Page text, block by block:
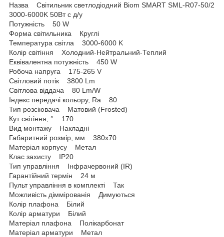
Назва Світильник светлодіодний Biom SMART SML-R07-50/2
3000-6000K 50Вт с д/у
Потужність 50 W
Форма світильника Круглі
Температура світла 3000-6000 K
Колір світіння Холодний-Нейтральний-Теплий
Еквівалентна потужність 450 W
Робоча напруга 175-265 V
Світловий потік 3800 Lm
Світлова віддача 80 Lm/W
Індекс передачі кольору, Ra 80
Тип розсіювача Матовий (Frosted)
Кут світіння, ° 170
Вид монтажу Накладні
Габаритний розмір, мм 380x70
Матеріал корпусу Метал
Клас захисту IP20
Тип управління Інфрачервоний (IR)
Гарантійний термін 24 м
Пульт управління в комплекті Так
Можливість діммірованія Димуються
Колір плафона Білий
Колір арматури Білий
Матеріал плафона Полікарбонат
Матеріал арматури Метал